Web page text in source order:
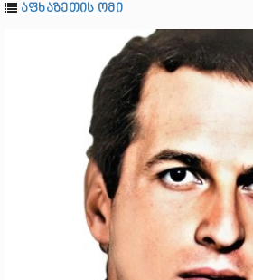
აფხაზეთის ომი